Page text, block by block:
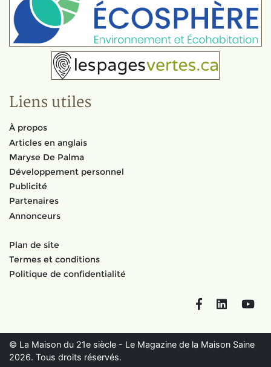
Liens utiles
À propos
Articles en anglais
Maryse De Palma
Développement personnel
Publicité
Partenaires
Annonceurs
Plan de site
Termes et conditions
Politique de confidentialité
FacebookLinkedIn
© La Maison du 21e siècle - Le Magazine de la Maison Saine
2026. Tous droits réservés.